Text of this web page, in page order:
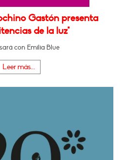
Gastón presenta
de la luz"
con Emilia Blue
Leer más...